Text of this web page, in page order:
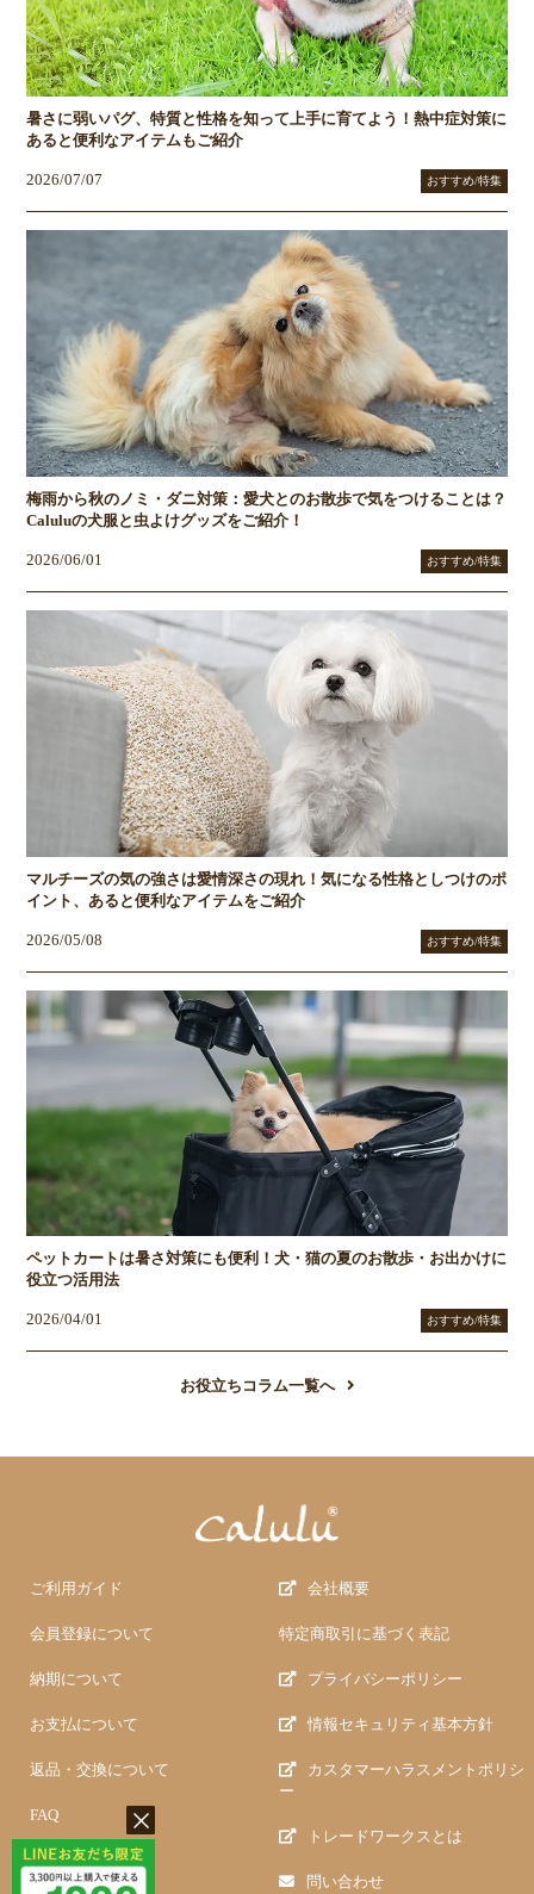
暑さに弱いパグ、特質と性格を知って上手に育てよう！熱中症対策に
あると便利なアイテムもご紹介
2026/07/07 おすすめ/特集
梅雨から秋のノミ・ダニ対策：愛犬とのお散歩で気をつけることは？
Caluluの犬服と虫よけグッズをご紹介！
2026/06/01 おすすめ/特集
マルチーズの気の強さは愛情深さの現れ！気になる性格としつけのポ
イント、あると便利なアイテムをご紹介
2026/05/08 おすすめ/特集
ペットカートは暑さ対策にも便利！犬・猫の夏のお散歩・お出かけに
役立つ活用法
2026/04/01 おすすめ/特集
お役立ちコラム一覧へ
ご利用ガイド
会員登録について
納期について
お支払について
返品・交換について
FAQ
会社概要
特定商取引に基づく表記
プライバシーポリシー
情報セキュリティ基本方針
カスタマーハラスメントポリシ
ー
トレードワークスとは
問い合わせ